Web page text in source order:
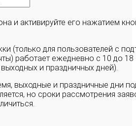
и активируйте его нажатием
(только для пользователей с
работает ежедневно с 10 до
и праздничных дней).
выходные и праздничные дни
но сроки рассмотрения